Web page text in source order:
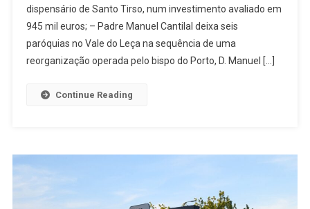
O
Ranking
dispensário de Santo Tirso, num investimento avaliado em
945 mil euros; – Padre Manuel Cantilal deixa seis
paróquias no Vale do Leça na sequência de uma
reorganização operada pelo bispo do Porto, D. Manuel […]
Continue Reading